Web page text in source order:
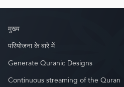
मुख्य
परियोजना के बारे में
Generate Quranic Designs
Continuous streaming of the Quran